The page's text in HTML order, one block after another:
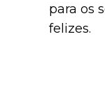
para os
felizes.